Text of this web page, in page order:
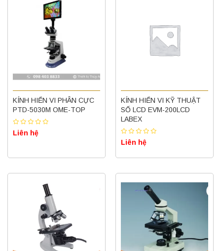
KÍNH HIỂN VI PHÂN CỰC
PTD-5030M OME-TOP
Liên hệ
KÍNH HIỂN VI KỸ THUẬT
SỐ LCD EVM-200LCD
LABEX
Liên hệ